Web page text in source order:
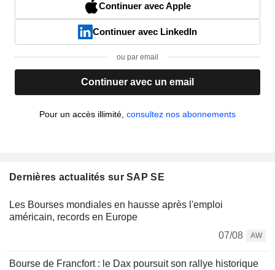
Continuer avec Apple
Continuer avec LinkedIn
ou par email
Continuer avec un email
Pour un accès illimité, consultez nos abonnements
Dernières actualités sur SAP SE
Les Bourses mondiales en hausse après l'emploi
américain, records en Europe
07/08
AW
Bourse de Francfort : le Dax poursuit son rallye historique